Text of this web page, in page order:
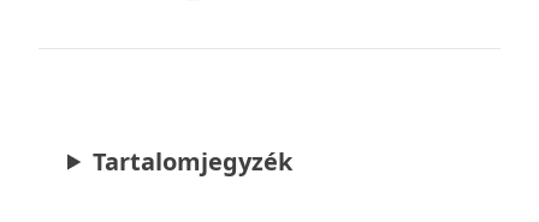
Tartalomjegyzék